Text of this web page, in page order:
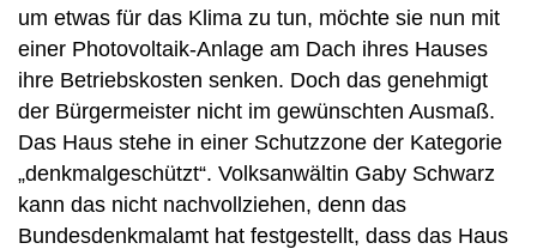
um etwas für das Klima zu tun, möchte sie nun mit
einer Photovoltaik-Anlage am Dach ihres Hauses
ihre Betriebskosten senken. Doch das genehmigt
der Bürgermeister nicht im gewünschten Ausmaß.
Das Haus stehe in einer Schutzzone der Kategorie
„denkmalgeschützt“. Volksanwältin Gaby Schwarz
kann das nicht nachvollziehen, denn das
Bundesdenkmalamt hat festgestellt, dass das Haus